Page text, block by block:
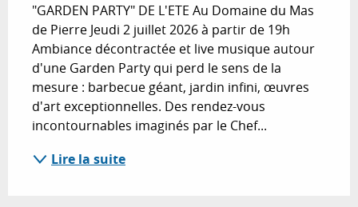
"GARDEN PARTY" DE L'ETE Au Domaine du Mas
de Pierre Jeudi 2 juillet 2026 à partir de 19h
Ambiance décontractée et live musique autour
d'une Garden Party qui perd le sens de la
mesure : barbecue géant, jardin infini, œuvres
d'art exceptionnelles. Des rendez-vous
incontournables imaginés par le Chef...
Lire la suite